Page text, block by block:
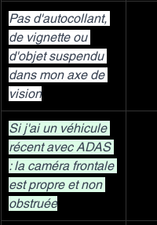
Pas d'autocollant,
de vignette ou
d'objet suspendu
dans mon axe de
vision
Si j'ai un véhicule
récent avec ADAS
: la caméra frontale
est propre et non
obstruée